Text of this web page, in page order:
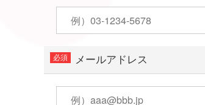
メールアドレス